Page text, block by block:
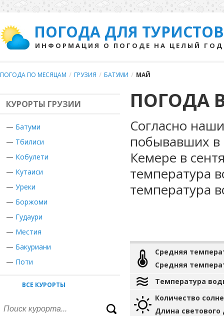
ПОГОДА ДЛЯ ТУРИСТОВ
ИНФОРМАЦИЯ О ПОГОДЕ НА ЦЕЛЫЙ ГОД
ПОГОДА ПО МЕСЯЦАМ / ГРУЗИЯ / БАТУМИ / МАЙ
КУРОРТЫ ГРУЗИИ
— Батуми
— Тбилиси
— Кобулети
— Кутаиси
— Уреки
— Боржоми
— Гудаури
— Местия
— Бакуриани
— Поти
ВСЕ КУРОРТЫ
ПОГОДА
Согласно
побывавших в
Кемере в
температура
температура
Средняя
Средняя
Температура
Количество
Длина светового